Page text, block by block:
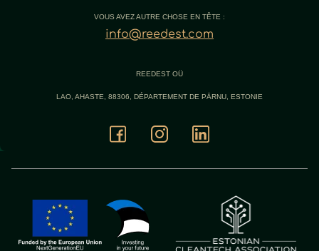
VOUS AVEZ AUTRE CHOSE EN TÊTE :
info@reedest.com
REEDEST OÜ
LAO, AHASTE, 88306, DÉPARTEMENT DE PÄRNU, ESTONIE